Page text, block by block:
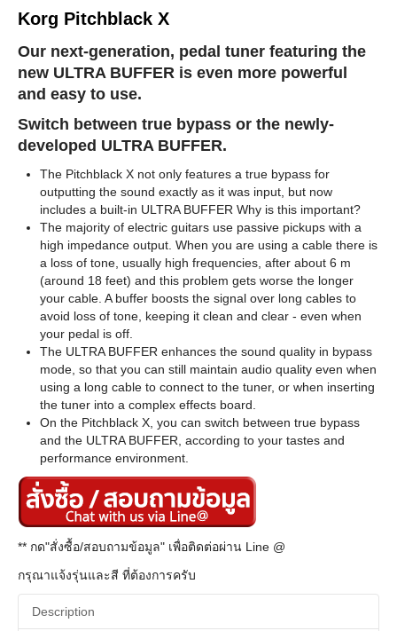
Korg Pitchblack X
Our next-generation, pedal tuner featuring the
new ULTRA BUFFER is even more powerful
and easy to use.
Switch between true bypass or the newly-
developed ULTRA BUFFER.
The Pitchblack X not only features a true bypass for
outputting the sound exactly as it was input, but now
includes a built-in ULTRA BUFFER Why is this important?
The majority of electric guitars use passive pickups with a
high impedance output. When you are using a cable there is
a loss of tone, usually high frequencies, after about 6 m
(around 18 feet) and this problem gets worse the longer
your cable. A buffer boosts the signal over long cables to
avoid loss of tone, keeping it clean and clear - even when
your pedal is off.
The ULTRA BUFFER enhances the sound quality in bypass
mode, so that you can still maintain audio quality even when
using a long cable to connect to the tuner, or when inserting
the tuner into a complex effects board.
On the Pitchblack X, you can switch between true bypass
and the ULTRA BUFFER, according to your tastes and
performance environment.
** กด"สั่งซื้อ/สอบถามข้อมูล" เพื่อติดต่อผ่าน Line @
กรุณาแจ้งรุ่นและสี ที่ต้องการครับ
Description